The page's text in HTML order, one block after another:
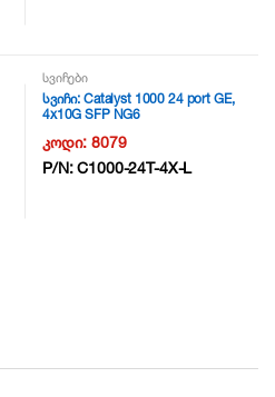
სვიჩები
სვიჩი: Catalyst 1000 24 port GE,
4x10G SFP NG6
კოდი:8079
P/N:C1000-24T-4X-L